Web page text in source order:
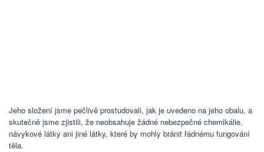
Jeho složení jsme pečlivě prostudovali, jak je uvedeno na jeho obalu, a
skutečně jsme zjistili, že neobsahuje žádné nebezpečné chemikálie,
návykové látky ani jiné látky, které by mohly bránit řádnému fungování
těla.